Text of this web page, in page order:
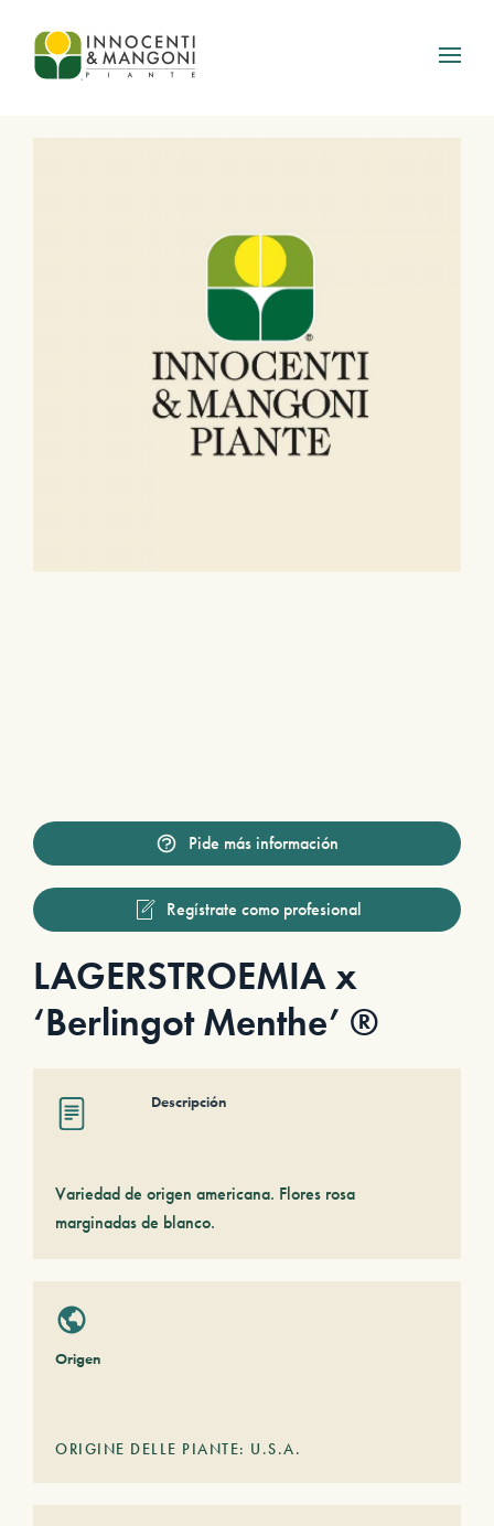
Skip to main content
Pide más información
Regístrate como profesional
LAGERSTROEMIA x
‘Berlingot Menthe’ ®
Descripción
Variedad de origen americana. Flores rosa
marginadas de blanco.
Origen
ORIGINE DELLE PIANTE: U.S.A.